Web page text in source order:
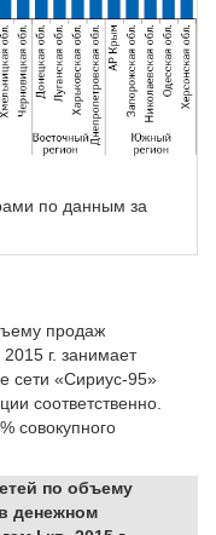
по данным за
продаж
г. занимает
сети «Сириус-95»
соответственно.
совокупного
по объему
денежном